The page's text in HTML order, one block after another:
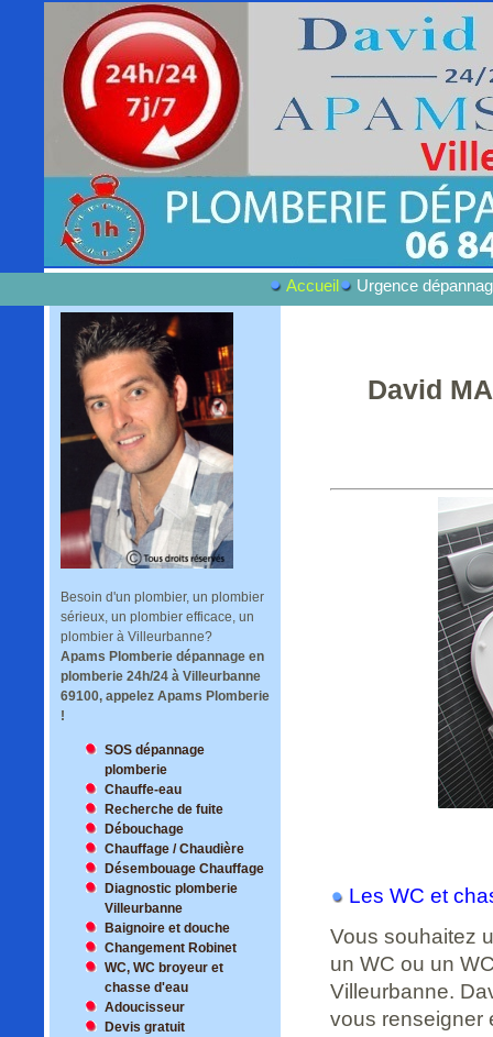
Accueil Urgence
Besoin d'un plombier, un plombier
sérieux, un plombier efficace, un
plombier à Villeurbanne?
Apams Plomberie dépannage en
plomberie 24h/24 à Villeurbanne
69100, appelez Apams Plomberie
!
SOS dépannage
plomberie
Chauffe-eau
Recherche de fuite
Débouchage
Chauffage / Chaudière
Désembouage Chauffage
Diagnostic plomberie
Villeurbanne
Baignoire et douche
Changement Robinet
WC, WC broyeur et
chasse d'eau
Adoucisseur
Devis gratuit
David
Les WC et
Vous souhaitez
un WC ou un
Villeurbanne.
vous renseigner